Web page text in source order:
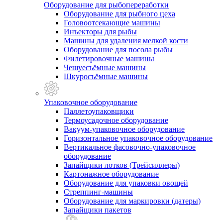
Оборудование для рыбопереработки
Оборудование для рыбного цеха
Головоотсекающие машины
Инъекторы для рыбы
Машины для удаления мелкой кости
Оборудование для посола рыбы
Филетировочные машины
Чешуесъёмные машины
Шкуросъёмные машины
Упаковочное оборудование
Паллетоупаковщики
Термоусадочное оборудование
Вакуум-упаковочное оборудование
Горизонтальное упаковочное оборудование
Вертикальное фасовочно-упаковочное
оборудование
Запайщики лотков (Трейсиллеры)
Картонажное оборудование
Оборудование для упаковки овощей
Стреппинг-машины
Оборудование для маркировки (датеры)
Запайщики пакетов